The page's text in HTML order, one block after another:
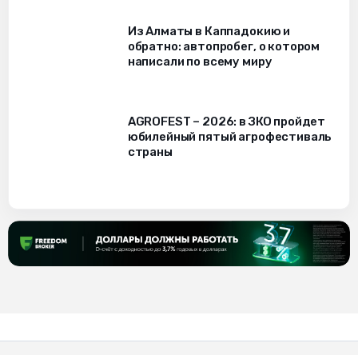
Из Алматы в Каппадокию и
обратно: автопробег, о котором
написали по всему миру
AGROFEST – 2026: в ЗКО пройдет
юбилейный пятый агрофестиваль
страны